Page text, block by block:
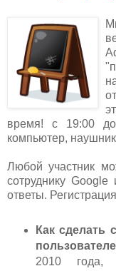
время! с 19:00
компьютер,
Любой участник
сотруднику
ответы.
Как
2010 года,